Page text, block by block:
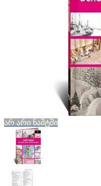
არ არი ნაშტში